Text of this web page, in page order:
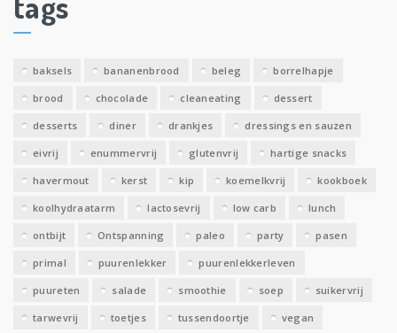
e
v
baksels bananenbrood beleg borrelhapje
brood chocolade cleaneating dessert
desserts diner drankjes dressings en sauzen
eivrij enummervrij glutenvrij hartige snacks
havermout kerst kip koemelkvrij kookboek
koolhydraatarm lactosevrij low carb lunch
ontbijt Ontspanning paleo party pasen
primal puurenlekker puurenlekkerleven
puureten salade smoothie soep suikervrij
tarwevrij toetjes tussendoortje vegan